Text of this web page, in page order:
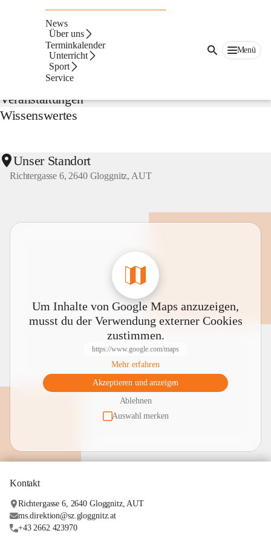
News
Über uns
Terminkalender
Unterricht
Sport
Service
Menü
Aktuelles
Veranstaltungen
Wissenswertes
Unser Standort
Richtergasse 6, 2640 Gloggnitz, AUT
Um Inhalte von Google Maps anzuzeigen,
musst du der Verwendung externer Cookies
zustimmen.
https://www.google.com/maps
Mehr erfahren
Akzeptieren und anzeigen
Ablehnen
Auswahl merken
Kontakt
Richtergasse 6, 2640 Gloggnitz, AUT
ms.direktion@sz.gloggnitz.at
+43 2662 423970